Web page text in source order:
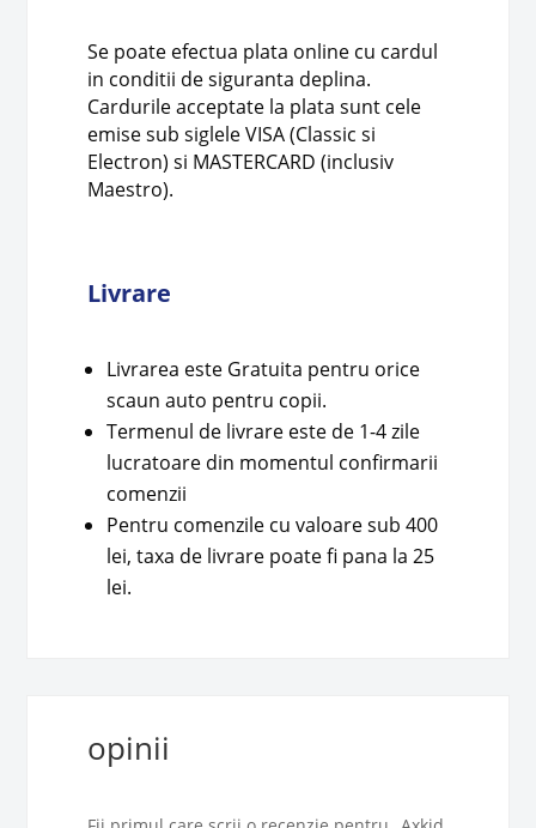
Se poate efectua plata online cu cardul
in conditii de siguranta deplina.
Cardurile acceptate la plata sunt cele
emise sub siglele VISA (Classic si
Electron) si MASTERCARD (inclusiv
Maestro).
Livrare
Livrarea este Gratuita pentru orice
scaun auto pentru copii.
Termenul de livrare este de 1-4 zile
lucratoare din momentul confirmarii
comenzii
Pentru comenzile cu valoare sub 400
lei, taxa de livrare poate fi pana la 25
lei.
opinii